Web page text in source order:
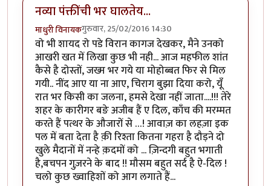
नव्या पंक्तींची भर घालतेय...
माधुरी विनायकगुरुवार, 25/02/2016 14:30
वो भी शायद रो पडे विरान कागज देखकर, मैने उनको
आखरी खत में लिखा कुछ भी नही... आज महफील शांत
कैसे है दोस्तों, जख्म भर गये या मोहोब्बत फिर से मिल
गयी.. नींद आए या ना आए, चिराग बुझा दिया करो, यूँ
रात भर किसी का जलना, हमसे देखा नहीं जाता....!!! तेरे
शहर के कारीगर बङे अजीब हैं ए दिल, काँच की मरम्मत
करते हैं पत्थर के औजारों से …! आवाज़ का लहज़ा इक
पल में बता देता है क़ी रिश्ता कितना गहरा है दौड़ने दो
खुले मैदानों में नन्हे क़दमों को ... ज़िन्दगी बहुत भगाती
है,बचपन गुज़रने के बाद !! मौसम बहुत सर्द है ऐ-दिल !
चलो कुछ ख्वाहिशों को आग लगाते हैं...